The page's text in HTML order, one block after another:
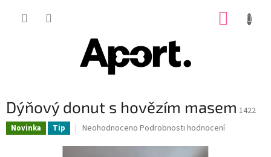
Dýňový donut s hovězím masem 1422
Novinka Tip
Průměrné
produktu
Neohodnoceno Podrobnosti hodnocení